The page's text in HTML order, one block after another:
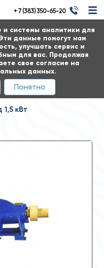
системы аналитики для
данные помогут нам
улучшать сервис и
для вас. Продолжая
свое согласие на
данных.
Понятно
+ 7 (383) 350-65-20
1,5 кВт